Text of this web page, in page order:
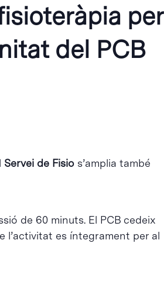
per
del PCB
Servei de Fisio s’amplia també
de 60 minuts. El PCB cedeix
l’activitat es íntegrament per al